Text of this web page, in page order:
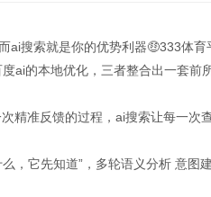
ai搜索就是你的优势利器🤑333体育
ai的本地优化，三者整合出一套前
精准反馈的过程，ai搜索让每一次
，它先知道”，多轮语义分析 意图